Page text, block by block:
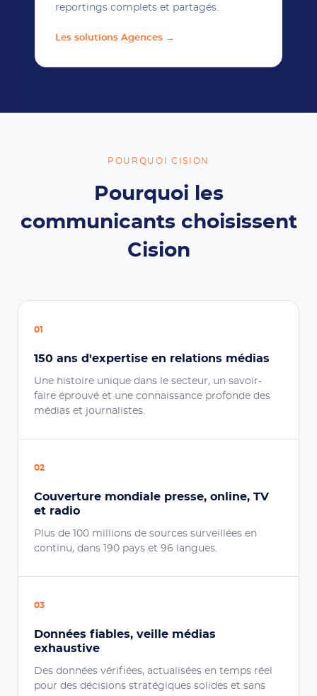
reportings complets et partagés.
Les solutions Agences →
POURQUOI CISION
Pourquoi les
communicants choisissent
Cision
01
150 ans d'expertise en relations médias
Une histoire unique dans le secteur, un savoir-
faire éprouvé et une connaissance profonde des
médias et journalistes.
02
Couverture mondiale presse, online, TV
et radio
Plus de 100 millions de sources surveillées en
continu, dans 190 pays et 96 langues.
03
Données fiables, veille médias
exhaustive
Des données vérifiées, actualisées en temps réel
pour des décisions stratégiques solides et sans